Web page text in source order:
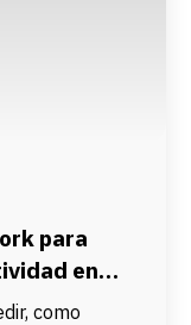
para
en
como